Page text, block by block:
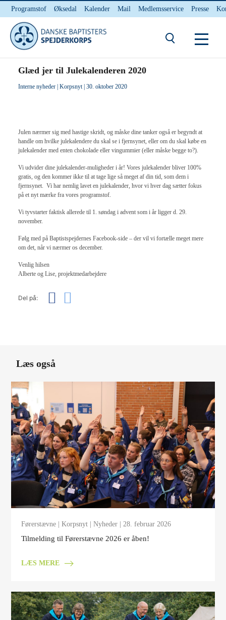
Programstof Øksedal Kalender Mail Medlemsservice Presse
INTERNnet
Du er her:
Glæd jer til Julekalenderen 2020
Interne nyheder| Korpsnyt| 30. oktober 2020
Julen nærmer sig med hastige skridt, og måske dine tanker også er begyndt at
handle om hvilke julekalendere du skal se i fjernsynet, eller om du skal købe en
julekalender med enten chokolade eller vingummier (eller måske begge to?).
Vi udvider dine julekalender-muligheder i år! Vores julekalender bliver 100%
gratis, og den kommer ikke til at tage lige så meget af din tid, som dem i
fjernsynet. Vi har nemlig lavet en julekalender, hvor vi hver dag sætter fokus
på et nyt mærke fra vores programstof.
Vi tyvstarter faktisk allerede til 1. søndag i advent som i år ligger d. 29.
november.
Følg med på Baptistspejdernes Facebook-side – der vil vi fortælle meget mere
om det, når vi nærmer os december.
Venlig hilsen
Alberte og Lise, projektmedarbejdere
Del på:
Læs også
Førerstævne |Korpsnyt |Nyheder | 28. februar 2026
Tilmelding til Førerstævne 2026 er åben!
LÆS MERE